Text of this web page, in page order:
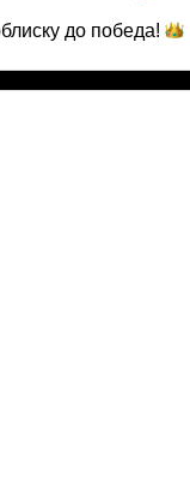
до победа!